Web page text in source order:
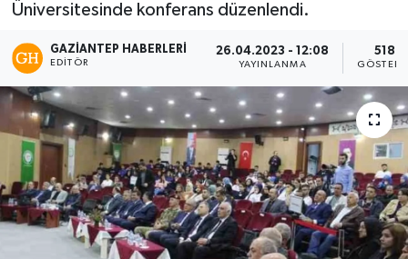
Üniversitesinde konferans düzenlendi.
GAZIANTEP HABERLERI
EDITÖR
26.04.2023 - 12:08
YAYINLANMA
518